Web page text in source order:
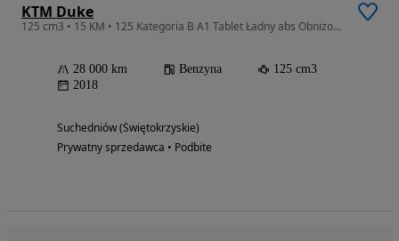
KTM Duke
125 cm3 • 15 KM • 125 Kategoria B A1 Tablet Ładny abs Obniżony Gmole
28 000 km Benzyna
125 cm3
2018
Suchedniów (Świętokrzyskie)
Prywatny sprzedawca • Podbite